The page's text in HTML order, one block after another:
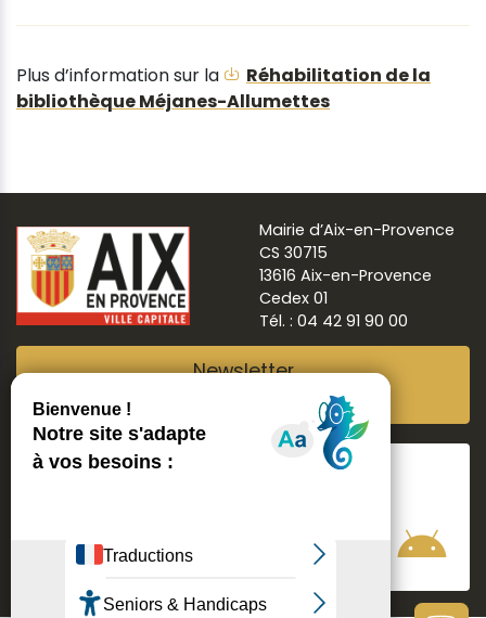
Plus d’information sur la
Réhabilitation de la
bibliothèque Méjanes-Allumettes
Mairie d’Aix-en-Provence
CS 30715
13616 Aix-en-Provence
Cedex 01
Tél. : 04 42 91 90 00
Newsletter
Suivre Aix ma ville